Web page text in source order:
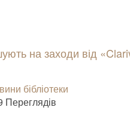
на заходи від
бібліотеки
Пере­гля­дів